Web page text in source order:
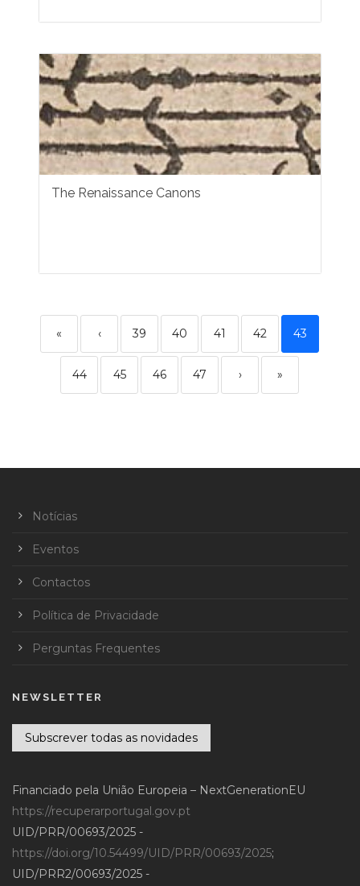
The Renaissance Canons
« ‹ 39 40 41 42 43
44 45 46 47 › »
Notícias
Eventos
Contactos
Política de Privacidade
Perguntas Frequentes
NEWSLETTER
Subscrever todas as novidades
Financiado pela União Europeia – NextGenerationEU
https://recuperarportugal.gov.pt
UID/PRR/00693/2025 -
https://doi.org/10.54499/UID/PRR/00693/2025;
UID/PRR2/00693/2025 -